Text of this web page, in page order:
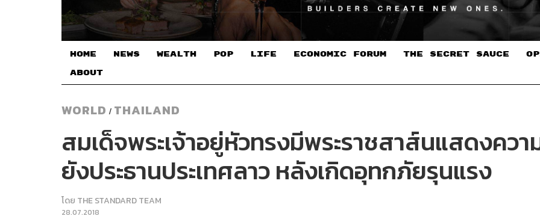
HOME NEWS WEALTH POP LIFE ECONOMIC FORUM THE SECRET SAUCE​
ABOUT
WORLD / THAILAND
สมเด็จพระเจ้าอยู่หัวทรงมีพระราชสาส์นแสดงคว
ยังประธานประเทศลาว หลังเกิดอุทกภัยรุนแรง
โดย THE STANDARD TEAM
28.07.2018